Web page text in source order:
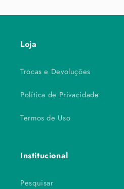
Loja
Trocas e Devoluções
Política de Privacidade
Termos de Uso
Institucional
Pesquisar